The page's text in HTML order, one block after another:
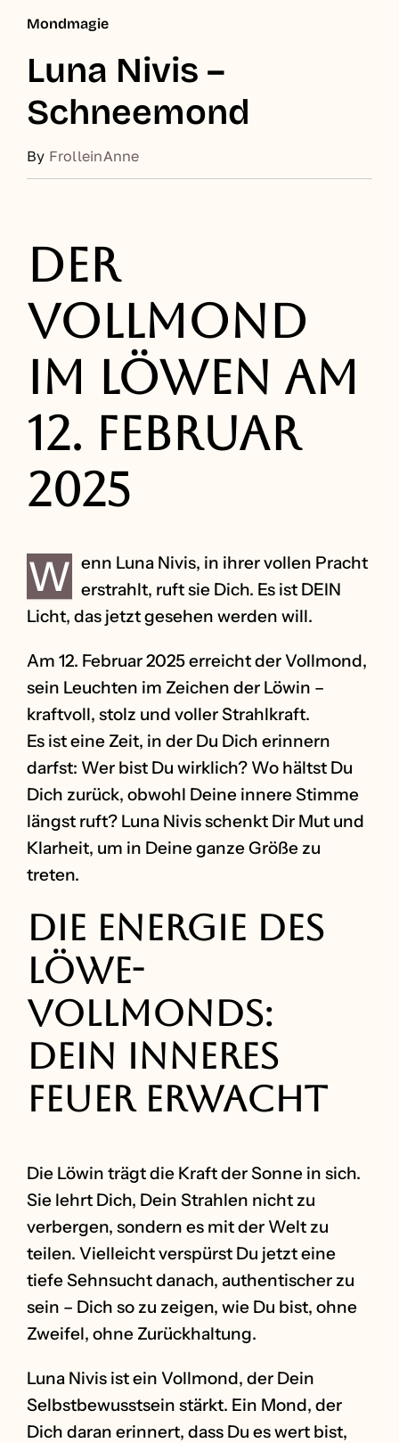
Mondmagie
Luna Nivis –
Schneemond
By FrolleinAnne
Der
Vollmond
im Löwen am
12. Februar
2025
W enn Luna Nivis, in ihrer vollen Pracht
erstrahlt, ruft sie Dich. Es ist DEIN
Licht, das jetzt gesehen werden will.
Am 12. Februar 2025 erreicht der Vollmond,
sein Leuchten im Zeichen der Löwin –
kraftvoll, stolz und voller Strahlkraft.
Es ist eine Zeit, in der Du Dich erinnern
darfst: Wer bist Du wirklich? Wo hältst Du
Dich zurück, obwohl Deine innere Stimme
längst ruft? Luna Nivis schenkt Dir Mut und
Klarheit, um in Deine ganze Größe zu
treten.
Die Energie des
Löwe-
Vollmonds:
Dein inneres
Feuer erwacht
Die Löwin trägt die Kraft der Sonne in sich.
Sie lehrt Dich, Dein Strahlen nicht zu
verbergen, sondern es mit der Welt zu
teilen. Vielleicht verspürst Du jetzt eine
tiefe Sehnsucht danach, authentischer zu
sein – Dich so zu zeigen, wie Du bist, ohne
Zweifel, ohne Zurückhaltung.
Luna Nivis ist ein Vollmond, der Dein
Selbstbewusstsein stärkt. Ein Mond, der
Dich daran erinnert, dass Du es wert bist,